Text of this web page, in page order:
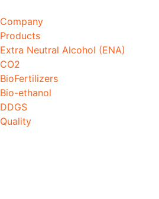
Company
Products
Extra Neutral Alcohol (ENA)
CO2
BioFertilizers
Bio-ethanol
DDGS
Quality